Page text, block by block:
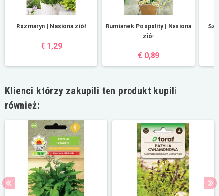
Rozmaryn | Nasiona ziół
€ 1,29
Rumianek Pospolity | Nasiona
ziół
€ 0,89
Klienci którzy zakupili ten produkt kupili
również: